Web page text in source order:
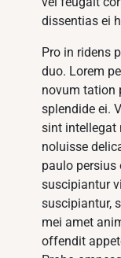
dissentias ei
Pro in ridens
duo. Lorem
novum tation
splendide ei.
sint intellegat
noluisse
paulo
suscipiantur
suscipiantur,
mei amet
offendit